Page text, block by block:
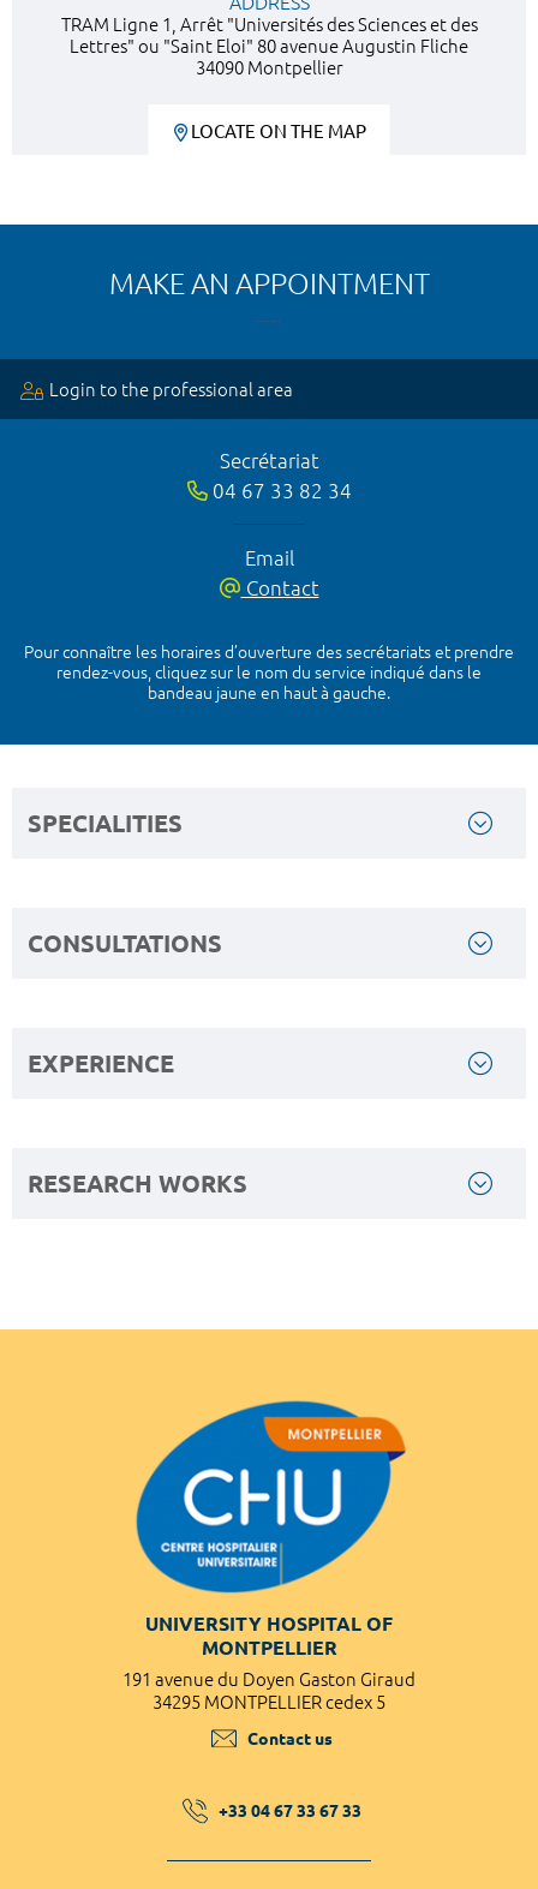
TRAM Ligne 1, Arrêt "Universités des Sciences et des
Lettres" ou "Saint Eloi" 80 avenue Augustin Fliche
34090 Montpellier
LOCATE ON THE MAP
MAKE AN APPOINTMENT
Login to the professional area
Secrétariat
04 67 33 82 34
Email
Contact
Pour connaître les horaires d’ouverture des secrétariats et prendre
rendez-vous, cliquez sur le nom du service indiqué dans le
bandeau jaune en haut à gauche.
SPECIALITIES
CONSULTATIONS
EXPERIENCE
RESEARCH WORKS
UNIVERSITY HOSPITAL OF
MONTPELLIER
191 avenue du Doyen Gaston Giraud
34295 MONTPELLIER cedex 5
Contact us
+33 04 67 33 67 33